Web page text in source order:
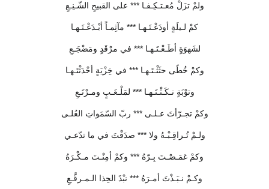
ولمْ تزَلْ مُعـتـكِـفـا *** على القبيحِ الشّـنِـعِ
كمْ لـيلَةٍ أودَعْـتَـهـا *** مآثِمـاً أبْـدَعْـتَـهـا
لشَهوَةٍ أطَـعْـتَـهـا *** في مرْقَدٍ ومَضْجَـعِ
وكمْ خُطًى حثَثْـتَـهـا *** في خِزْيَةٍ أحْدَثْتَـهـا
وتوْبَةٍ نـكَـثْـتَـهـا *** لمَلْـعَـبٍ ومـرْتَـعِ
وكمْ تجـرّأتَ عـلـى *** ربّ السّمَواتِ العُلـى
ولـمْ تُـراقِـبْـهُ ولا *** صدَقْتَ في ما تدّعـي
وكمْ غمَـصْـتَ بِـرّهُ *** وكمْ أمِنْـتَ مـكْـرَهُ
وكـمْ نـبَـذْتَ أمـرَهُ *** نبْذَ الحِذا الـمـرقَّـعِ